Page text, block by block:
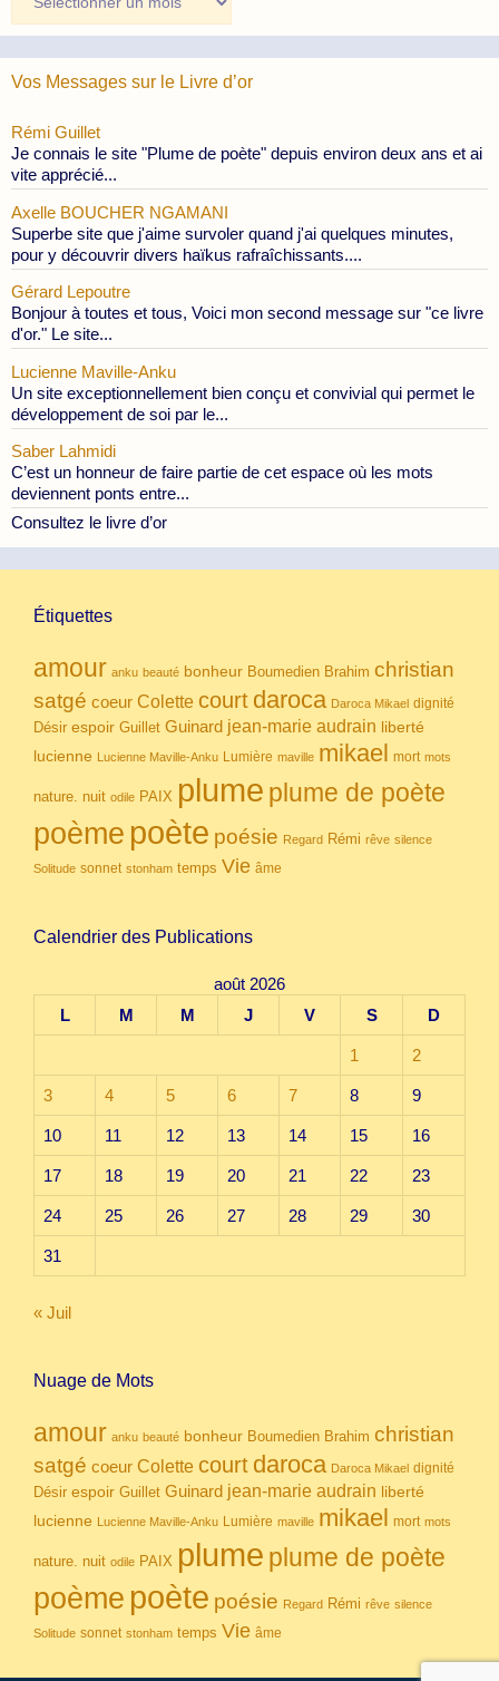
des
Publications
Vos Messages sur le Livre d’or
Rémi Guillet
Je connais le site "Plume de poète" depuis environ deux ans et ai
vite apprécié...
Axelle BOUCHER NGAMANI
Superbe site que j'aime survoler quand j'ai quelques minutes,
pour y découvrir divers haïkus rafraîchissants....
Gérard Lepoutre
Bonjour à toutes et tous, Voici mon second message sur "ce livre
d'or." Le site...
Lucienne Maville-Anku
Un site exceptionnellement bien conçu et convivial qui permet le
développement de soi par le...
Saber Lahmidi
C’est un honneur de faire partie de cet espace où les mots
deviennent ponts entre...
Consultez le livre d’or
Étiquettes
amour anku beauté bonheur Boumedien Brahim christian
satgé coeur Colette court daroca Daroca Mikael dignité
Désir espoir Guillet Guinard jean-marie audrain liberté
lucienne Lucienne Maville-Anku Lumière maville mikael mort mots
nature. nuit odile PAIX plume plume de poète
poème poète poésie Regard Rémi rêve silence
Solitude sonnet stonham temps Vie âme
Calendrier des Publications
août 2026
L
M M J V S D
1 2
3 4 5 6 7 8 9
10 11 12 13 14 15 16
17 18 19 20 21 22 23
24 25 26 27 28 29 30
31
« Juil
Nuage de Mots
amour anku beauté bonheur Boumedien Brahim christian
satgé coeur Colette court daroca Daroca Mikael dignité
Désir espoir Guillet Guinard jean-marie audrain liberté
lucienne Lucienne Maville-Anku Lumière maville mikael mort mots
nature. nuit odile PAIX plume plume de poète
poème poète poésie Regard Rémi rêve silence
Solitude sonnet stonham temps Vie âme